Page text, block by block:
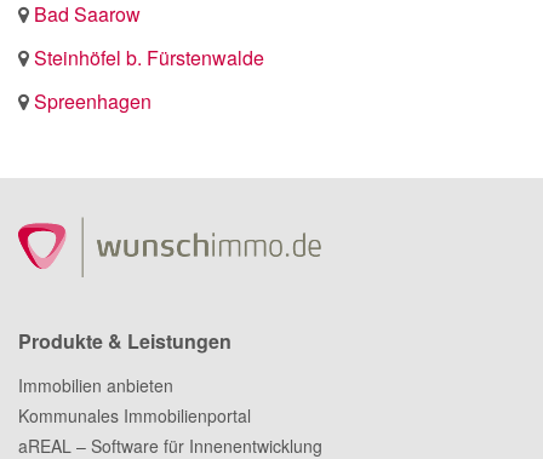
Bad Saarow
Steinhöfel b. Fürstenwalde
Spreenhagen
Produkte & Leistungen
Immobilien anbieten
Kommunales Immobilienportal
aREAL – Software für Innenentwicklung